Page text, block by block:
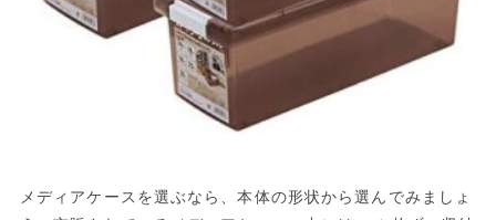
メディアケースを選ぶなら、本体の形状から選んでみましょ